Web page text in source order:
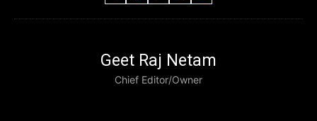
Geet Raj Netam
Chief Editor/Owner